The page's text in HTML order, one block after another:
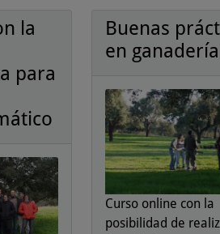
la
para
Buenas
en ganadería
Curso online con la
posibilidad de